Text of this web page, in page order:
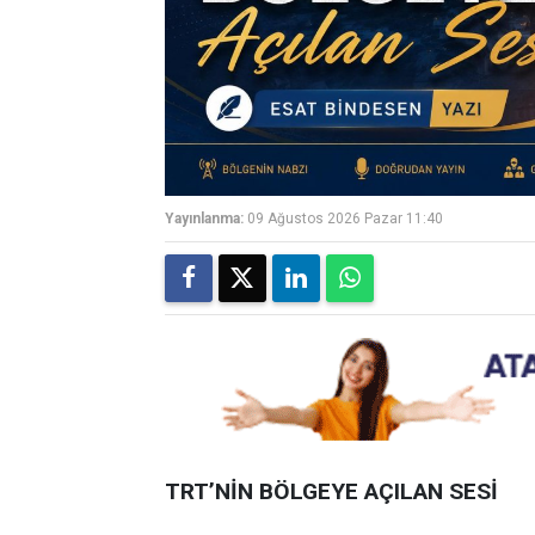
Yayınlanma: 09 Ağustos 2026 Pazar 11:40
TRT’NİN BÖLGEYE AÇILAN SESİ